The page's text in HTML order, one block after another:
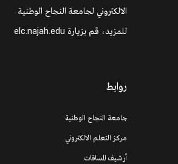
الالكتروني لجامعة النجاح الوطنية
للمزيد، قم بزيارة elc.najah.edu
روابط
جامعة النجاح الوطنية
مركز التعلم الالكتروني
أرشيف المساقات